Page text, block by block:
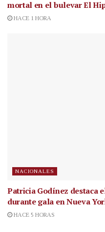
mortal en el bulevar El
HACE 1 HORA
NACIONALES
Patricia Godínez destaca
durante gala en Nueva
HACE 5 HORAS